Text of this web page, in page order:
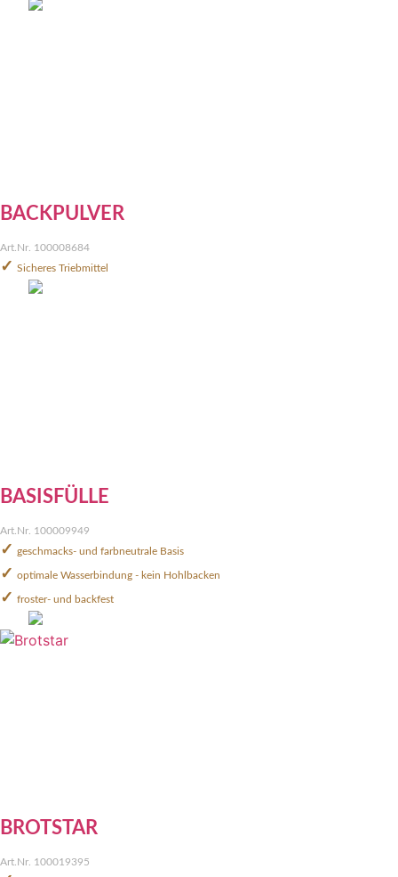
BACKPULVER
Art.Nr. 100008684
✓ Sicheres Triebmittel
BASISFÜLLE
Art.Nr. 100009949
✓ geschmacks- und farbneutrale Basis
✓ optimale Wasserbindung - kein Hohlbacken
✓ froster- und backfest
BROTSTAR
Art.Nr. 100019395